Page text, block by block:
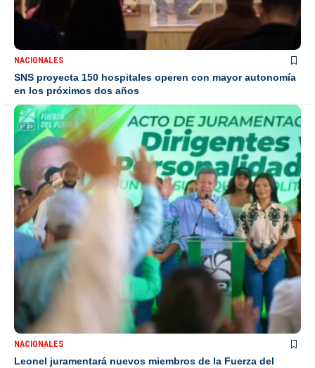
NACIONALES
SNS proyecta 150 hospitales operen con mayor autonomía
en los próximos dos años
NACIONALES
Leonel juramentará nuevos miembros de la Fuerza del